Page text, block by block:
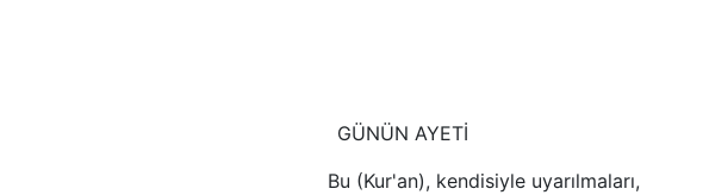
GÜNÜN AYETİ
Bu (Kur'an), kendisiyle uyarılmaları,